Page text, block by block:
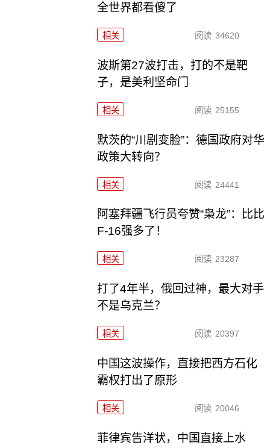
全世界都看傻了
相关 阅读 34620
波斯第27波打击，打的不是靶
子，是美利坚命门
相关 阅读 25155
默茨的“川剧变脸”：德国政府对华
政策大转向？
相关 阅读 24441
阿塞拜疆飞行员夸赞“枭龙”：比比
F-16强多了！
相关 阅读 23287
打了4年半，俄回过神，最大对手
不是乌克兰？
相关 阅读 20397
中国这波操作，直接把西方石化
霸权打出了原形
相关 阅读 20046
菲律宾告洋状，中国直接上水